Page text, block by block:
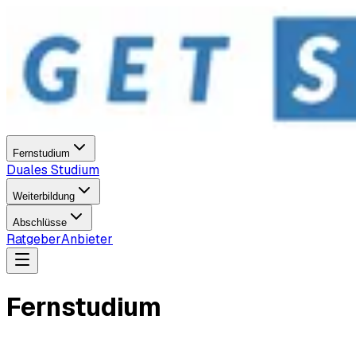
Fernstudium
Duales Studium
Weiterbildung
Abschlüsse
RatgeberAnbieter
Fernstudium